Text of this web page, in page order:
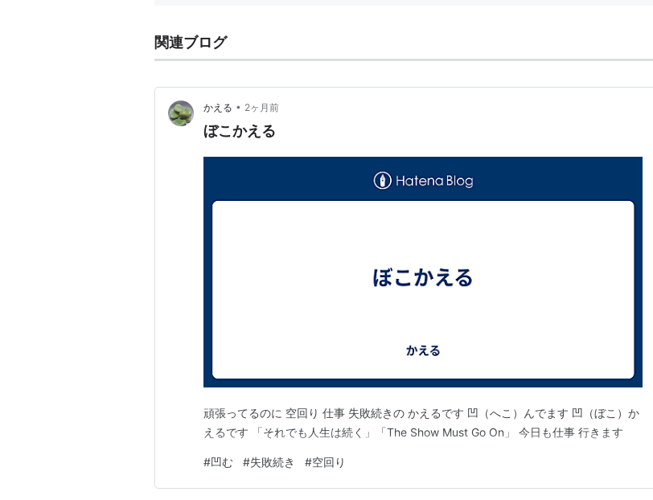
関連ブログ
かえる • 2ヶ月前
ぼこかえる
頑張ってるのに 空回り 仕事 失敗続きの かえるです 凹（へこ）んでます 凹（ぼこ）か
えるです 「それでも人生は続く」「The Show Must Go On」 今日も仕事 行きます
#凹む #失敗続き #空回り